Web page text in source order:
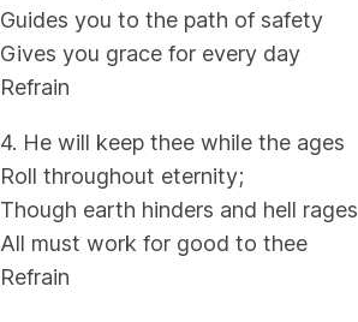
Guides you to the path of safety
Gives you grace for every day
Refrain
4. He will keep thee while the ages
Roll throughout eternity;
Though earth hinders and hell rages
All must work for good to thee
Refrain